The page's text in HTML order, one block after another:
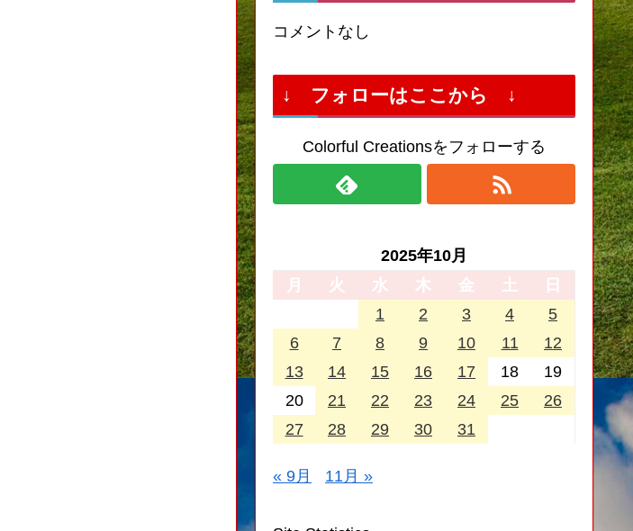
コメントなし
↓ フォローはここから ↓
Colorful Creationsをフォローする
2025年10月
月
火 水 木 金 土
日
1
2 3 4
5
6
7 8 9 10 11
12
13
14 15 16 17 18
19
20
21 22 23 24 25
26
27
28 29 30 31
« 9月 11月 »